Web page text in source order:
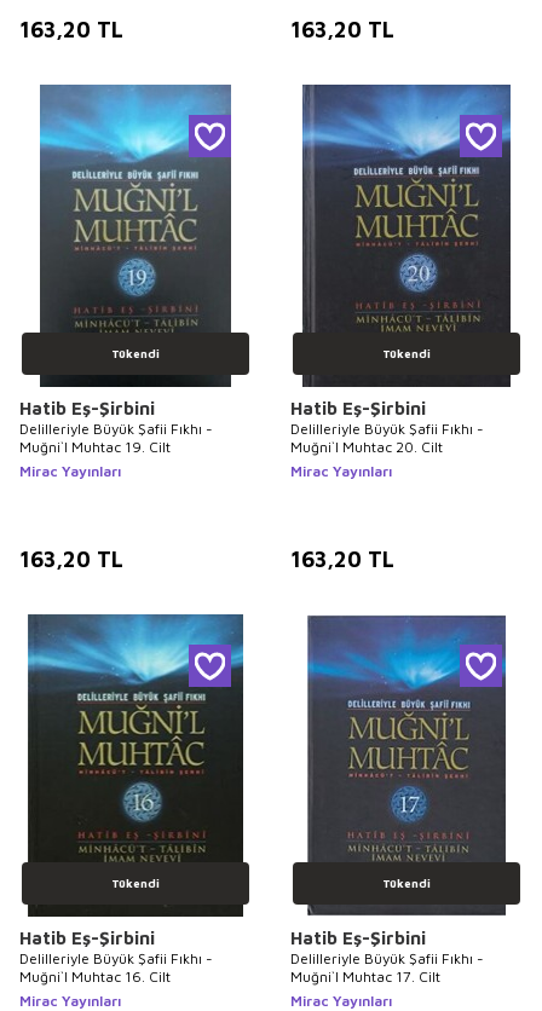
163,20 TL 163,20 TL
Tükendi
Hatib Eş-Şirbini
Delilleriyle Büyük Şafii Fıkhı -
Muğni`l Muhtac 19. Cilt
Mirac Yayınları
163,20 TL
Tükendi
Hatib Eş-Şirbini
Delilleriyle Büyük Şafii Fıkhı -
Muğni`l Muhtac 20. Cilt
Mirac Yayınları
163,20 TL
Tükendi
Hatib Eş-Şirbini
Delilleriyle Büyük Şafii Fıkhı -
Muğni`l Muhtac 16. Cilt
Mirac Yayınları
Tükendi
Hatib Eş-Şirbini
Delilleriyle Büyük Şafii Fıkhı -
Muğni`l Muhtac 17. Cilt
Mirac Yayınları